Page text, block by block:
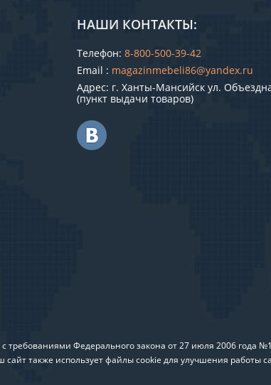
НАШИ КОНТАКТЫ:
Телефон: 8-800-500-39-42
Email : magazinmebeli86@yandex.ru
Адрес: г. Ханты-Мансийск ул.
(пункт выдачи товаров)
требованиями Федерального закона от 27 июля 2006
также использует файлы cookie для улучшения работы